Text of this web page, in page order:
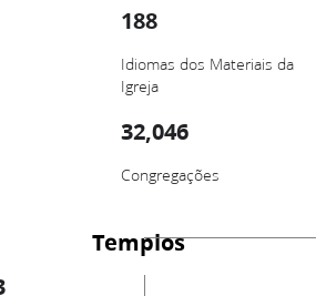
188
Idiomas dos Materiais da
Igreja
32,046
Congregações
Templos